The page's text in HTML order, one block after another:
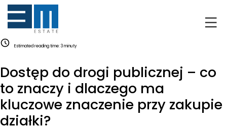
O NAS
GRUNTY
RYNEK DEWELOPERSKI
Estimated reading time:3minuty
Dostęp do drogi publicznej – co
to znaczy i dlaczego ma
kluczowe znaczenie przy zakupie
działki?